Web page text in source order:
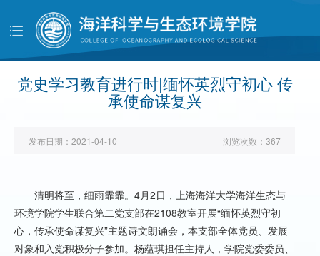
首页
学生工作
对外交流
党史学习教育进行时|缅怀英烈守初心 传
承使命谋复兴
发布日期： 2021-04-10 浏览次数： 367
清明将至，细雨霏霏。 4月2日，上海海洋大学海洋生态与
环境学院学生联合第二党支部在2108教室开展“缅怀英烈守初
心，传承使命谋复兴”主题诗文朗诵会，本支部全体党员、发展
对象和入党积极分子参加。杨蕴琪担任主持人，学院党委委员、